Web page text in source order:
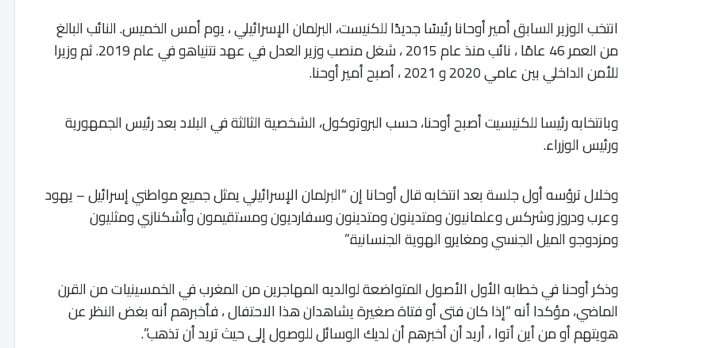
انتخب الوزير السابق أمير أوحانا رئيسًا جديدًا للكنيست، البرلمان الإسرائيلي ، يوم أمس الخميس. النائب البالغ
من العمر 46 عامًا ، نائب منذ عام 2015 ، شغل منصب وزير العدل في عهد نتنياهو في عام 2019. ثم وزيرا
للأمن الداخلي بين عامي 2020 و 2021 ، أصبح أمير أوحنا.
وبانتخابه رئيسا للكنيسيت أصبح أوحنا، حسب البروتوكول، الشخصية الثالثة في البلاد بعد رئيس الجمهورية
ورئيس الوزراء.
وخلال ترؤسه أول جلسة بعد انتخابه قال أوحانا إن “البرلمان الإسرائيلي يمثل جميع مواطني إسرائيل – يهود
وعرب ودروز وشركس وعلمانيون ومتدينون ومتدينون وسفارديون ومستقيمون وأشكنازي ومثليون
ومزدوجو الميل الجنسي ومغايرو الهوية الجنسانية.”
وذكر أوحنا في خطابه الأول الأصول المتواضعة لوالديه المهاجرين من المغرب في الخمسينيات من القرن
الماضي، مؤكدا أنه “إذا كان فتى أو فتاة صغيرة يشاهدان هذا الاحتفال ، فأخبرهم أنه بغض النظر عن
هويتهم أو من أين أتوا ، أريد أن أخبرهم أن لديك الوسائل للوصول إلى حيث تريد أن تذهب”.